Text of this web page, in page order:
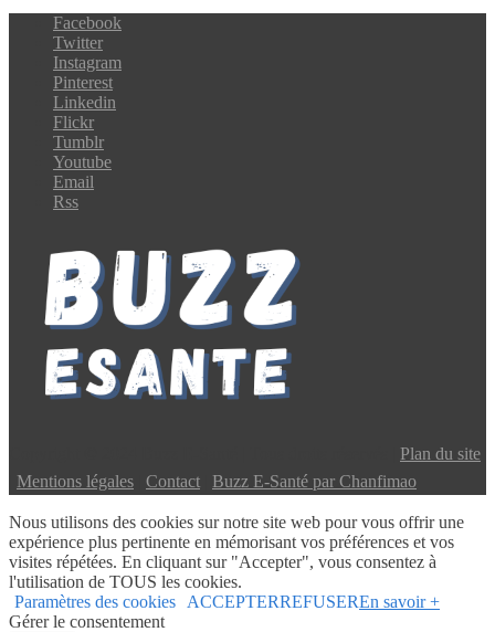
Facebook
Twitter
Instagram
Pinterest
Linkedin
Flickr
Tumblr
Youtube
Email
Rss
Plan du site
Mentions légales Contact Buzz E-Santé par Chanfimao
Nous utilisons des cookies sur notre site web pour vous offrir une
expérience plus pertinente en mémorisant vos préférences et vos
visites répétées. En cliquant sur "Accepter", vous consentez à
l'utilisation de TOUS les cookies.
Paramètres des cookies
ACCEPTERREFUSEREn savoir +
Gérer le consentement